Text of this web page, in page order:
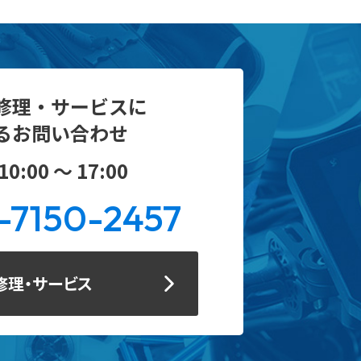
理・サービスに
お問い合わせ
～ 17:00
2457
理・サービス